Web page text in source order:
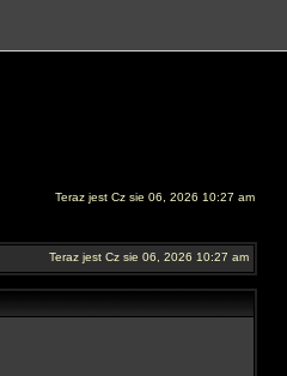
Teraz jest Cz sie 06, 2026 10:27 am
Teraz jest Cz sie 06, 2026 10:27 am